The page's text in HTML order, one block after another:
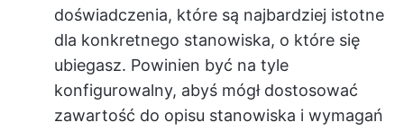
doświadczenia, które są najbardziej istotne
dla konkretnego stanowiska, o które się
ubiegasz. Powinien być na tyle
konfigurowalny, abyś mógł dostosować
zawartość do opisu stanowiska i wymagań